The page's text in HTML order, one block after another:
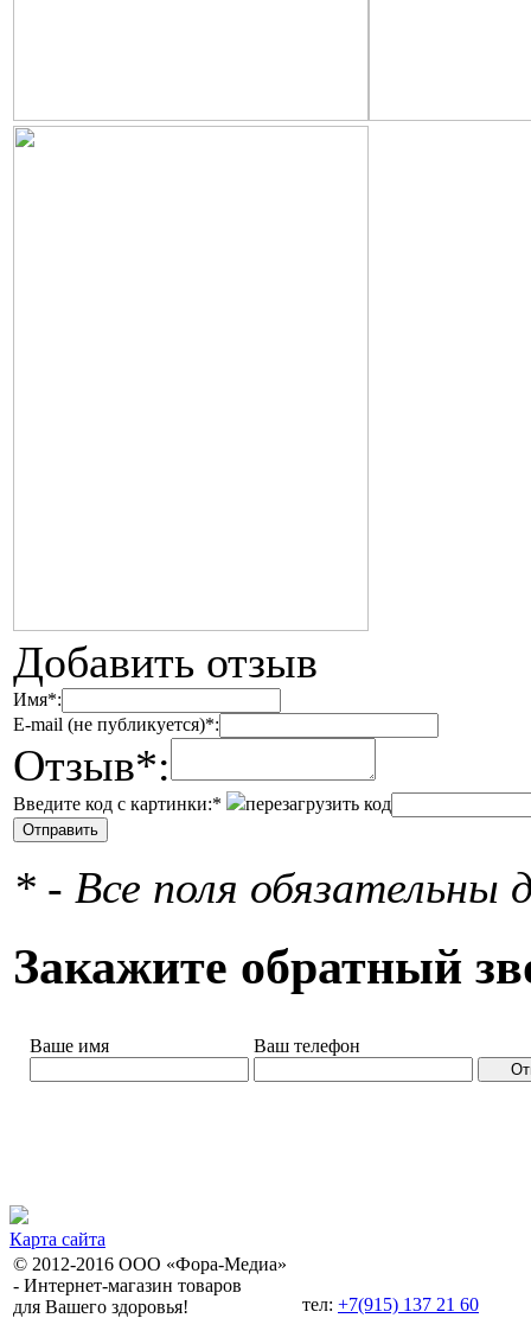
Добавить отзыв
Имя*:
E-mail (не публикуется)*:
Отзыв*:
Введите код с картинки:* перезагрузить код
* - Все поля обязательны
Закажите обратный
Карта сайта
© 2012-2016 ООО «Фора-Медиа»
- Интернет-магазин товаров
для Вашего здоровья!
тел: +7(915) 137 21 60